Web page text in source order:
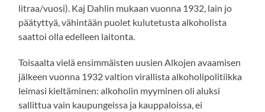
litraa/vuosi). Kaj Dahlin mukaan vuonna 1932, lain jo
päätyttyä, vähintään puolet kulutetusta alkoholista
saattoi olla edelleen laitonta.
Toisaalta vielä ensimmäisten uusien Alkojen avaamisen
jälkeen vuonna 1932 valtion virallista alkoholipolitiikka
leimasi kieltäminen: alkoholin myyminen oli aluksi
sallittua vain kaupungeissa ja kauppaloissa, ei